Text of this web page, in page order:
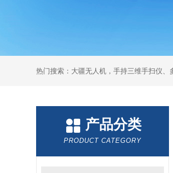
热门搜索：大疆无人机，手持三维手扫仪
产品分类
PRODUCT CATEGORY